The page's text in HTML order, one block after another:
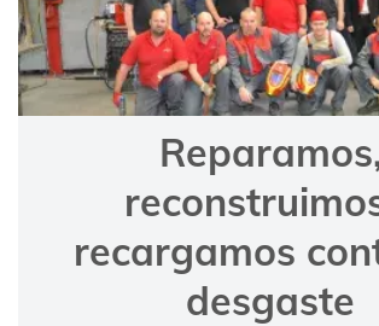
recargamos
desgaste